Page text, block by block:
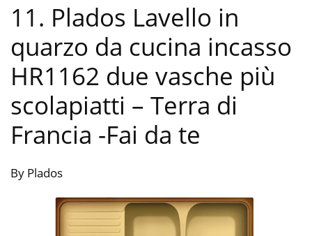
11. Plados Lavello in
quarzo da cucina incasso
HR1162 due vasche più
scolapiatti – Terra di
Francia -Fai da te
By Plados